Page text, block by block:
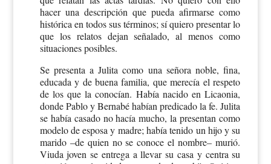
hacer una descripción que pueda afirmarse como
histórica en todos sus términos; sí quiero presentar lo
que los relatos dejan señalado, al menos como
situaciones posibles.
Se presenta a Julita como una señora noble, fina,
educada y de buena familia, que merecía el respeto
de los que la conocían. Había nacido en Licaonia,
donde Pablo y Bernabé habían predicado la fe. Julita
se había casado no hacía mucho, la presentan como
modelo de esposa y madre; había tenido un hijo y su
marido –de quien no se conoce el nombre– murió.
Viuda joven se entrega a llevar su casa y centra su